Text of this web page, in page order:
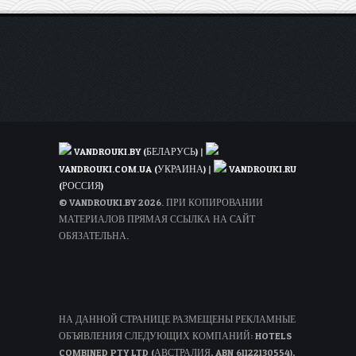
в
VANDROUKI.BY (БЕЛАРУСЬ) |
VANDROUKI.COM.UA (УКРАИНА) |
VANDROUKI.RU
(РОССИЯ)
© VANDROUKI.BY 2026. ПРИ КОПИРОВАНИИ
МАТЕРИАЛОВ ПРЯМАЯ ССЫЛКА НА САЙТ
ОБЯЗАТЕЛЬНА.
НА ДАННОЙ СТРАНИЦЕ РАЗМЕЩЕНЫ РЕКЛАМНЫЕ
ОБЪЯВЛЕНИЯ СЛЕДУЮЩИХ КОМПАНИЙ: HOTELS
COMBINED PTY LTD (АВСТРАЛИЯ, ABN 61122130554),